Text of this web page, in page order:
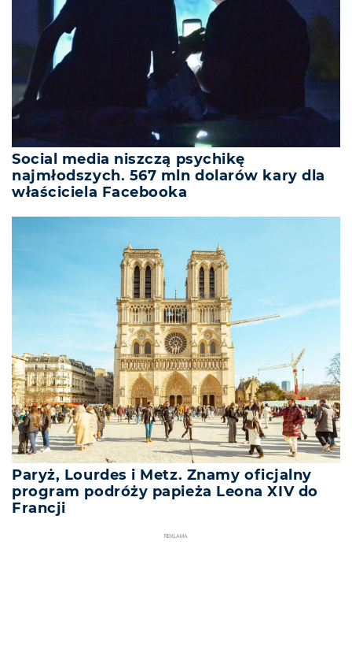
Social media niszczą psychikę
najmłodszych. 567 mln dolarów kary dla
właściciela Facebooka
Paryż, Lourdes i Metz. Znamy oficjalny
program podróży papieża Leona XIV do
Francji
REKLAMA